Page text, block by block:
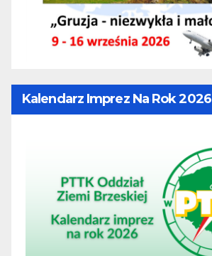
Kalendarz Imprez Na Rok 2026